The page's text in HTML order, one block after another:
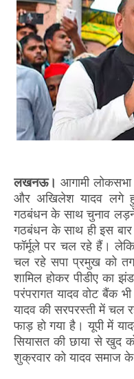
लखनऊ। आगामी लोकसभा
और अखिलेश यादव लगे
गठबंधन के साथ चुनाव लड़ने
गठबंधन के साथ ही इस बार
फॉर्मूले पर चल रहे हैं।
चल रहे सपा प्रमुख को
शामिल होकर पीडीए का
परंपरागत यादव वोट बैंक
यादव की सरपरस्ती में चल
फाड़ हो गया है। यूपी में
सियासत की छाया से
शुक्रवार को यादव समाज